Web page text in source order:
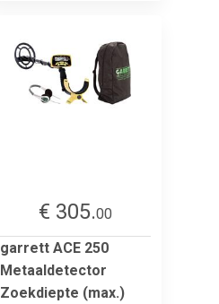
€ 305.00
garrett ACE 250
Metaaldetector
Zoekdiepte (max.)